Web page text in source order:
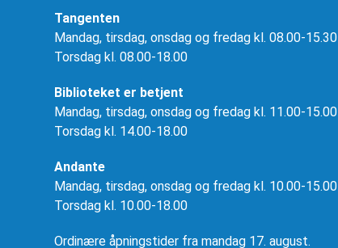
Tangenten
Mandag, tirsdag, onsdag og fredag kl. 08.00-15.30
Torsdag kl. 08.00-18.00
Biblioteket er betjent
Mandag, tirsdag, onsdag og fredag kl. 11.00-15.00
Torsdag kl. 14.00-18.00
Andante
Mandag, tirsdag, onsdag og fredag kl. 10.00-15.00
Torsdag kl. 10.00-18.00
Ordinære åpningstider fra mandag 17. august.